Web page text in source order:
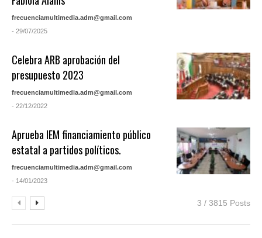
frecuenciamultimedia.adm@gmail.com
- 29/07/2025
Celebra ARB aprobación del
presupuesto 2023
frecuenciamultimedia.adm@gmail.com
- 22/12/2022
Aprueba IEM financiamiento público
estatal a partidos políticos.
frecuenciamultimedia.adm@gmail.com
- 14/01/2023
3 / 3815 Posts